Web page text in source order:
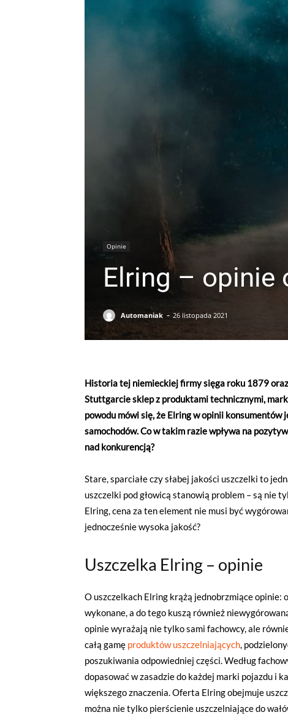
Opinie
Elring – opinie
Automaniak - 26 listopada 2021
Historia tej niemieckiej firmy sięga roku 1879
Stuttgarcie sklep z produktami technicznymi,
powodu mówi się, że Elring w opinii
samochodów. Co w takim razie wpływa na
nad konkurencją?
Stare, sparciałe czy słabej jakości uszczelki to
uszczelki pod głowicą stanowią problem – są nie
Elring, cena za ten element nie musi być
jednocześnie wysoka jakość?
Uszczelka Elring – opinie
O uszczelkach Elring krążą jednobrzmiące
wykonane, a do tego kuszą również
opinie wyrażają nie tylko sami fachowcy, ale
całą gamę produktów uszczelniających,
poszukiwania odpowiedniej części. Według
dopasować w zasadzie do każdej marki pojazdu i
większego znaczenia. Oferta Elring obejmuje
można nie tylko pierścienie uszczelniające do